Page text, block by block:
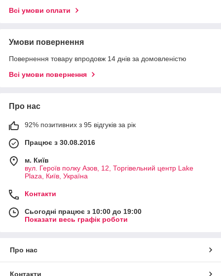
Всі умови оплати
Умови повернення
Повернення товару впродовж 14 днів за домовленістю
Всі умови повернення
Про нас
92% позитивних з 95 відгуків за рік
Працює з 30.08.2016
м. Київ
вул. Героїв полку Азов, 12, Торгівельний центр Lake
Plaza, Київ, Україна
Контакти
Сьогодні працює з 10:00 до 19:00
Показати весь графік роботи
Про нас
Контакти